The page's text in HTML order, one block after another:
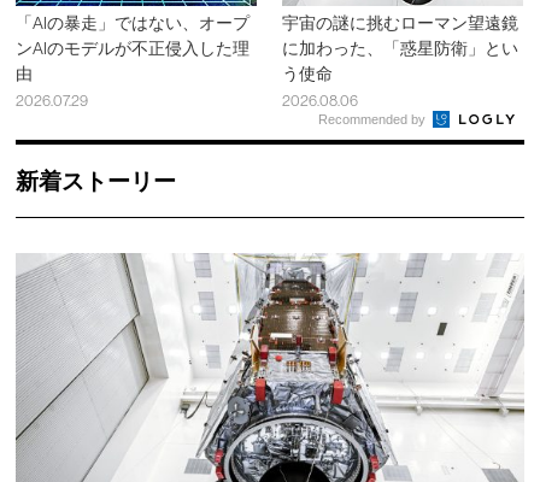
「AIの暴走」ではない、オープ
ンAIのモデルが不正侵入した理
由
2026.07.29
宇宙の謎に挑むローマン望遠鏡
に加わった、「惑星防衛」とい
う使命
2026.08.06
Recommended by
新着ストーリー